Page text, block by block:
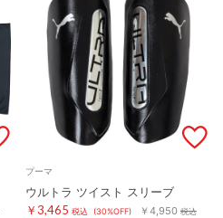
プーマ
ウルトラ ツイスト スリーブ
￥3,465 税込 (30%OFF) ￥4,950 税込